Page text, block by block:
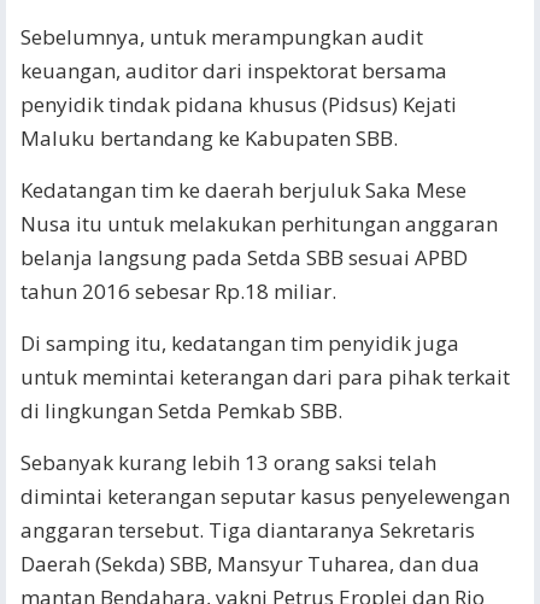
Sebelumnya, untuk merampungkan audit
keuangan, auditor dari inspektorat bersama
penyidik tindak pidana khusus (Pidsus) Kejati
Maluku bertandang ke Kabupaten SBB.
Kedatangan tim ke daerah berjuluk Saka Mese
Nusa itu untuk melakukan perhitungan anggaran
belanja langsung pada Setda SBB sesuai APBD
tahun 2016 sebesar Rp.18 miliar.
Di samping itu, kedatangan tim penyidik juga
untuk memintai keterangan dari para pihak terkait
di lingkungan Setda Pemkab SBB.
Sebanyak kurang lebih 13 orang saksi telah
dimintai keterangan seputar kasus penyelewengan
anggaran tersebut. Tiga diantaranya Sekretaris
Daerah (Sekda) SBB, Mansyur Tuharea, dan dua
mantan Bendahara, yakni Petrus Eroplei dan Rio